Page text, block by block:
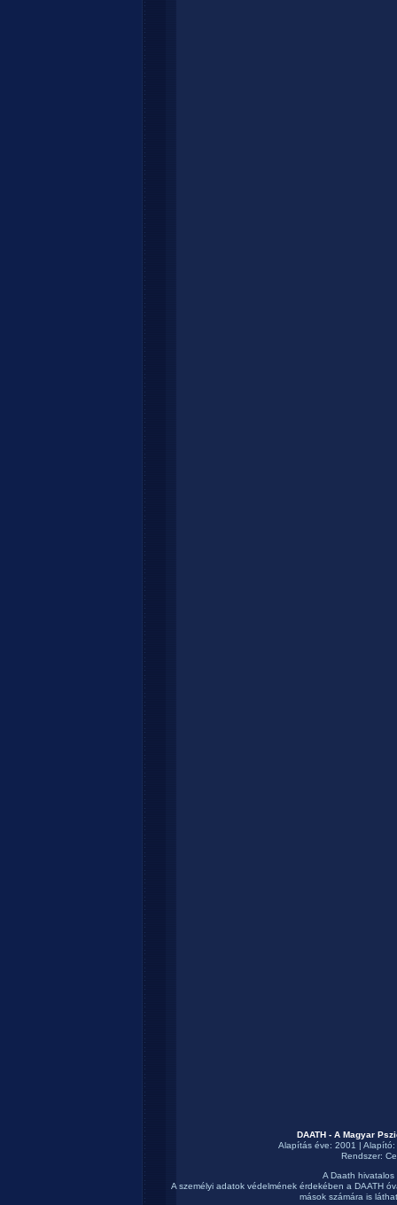
DAATH - A Magyar
Alapítás éve: 2001 | Alapító:
Rendszer:
A Daath
A személyi adatok védelmének érdekében a DAATH
mások számára is